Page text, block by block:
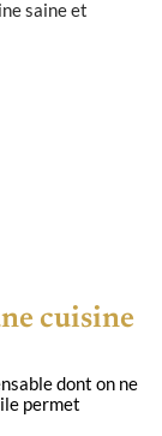
cuisine
dont on ne
permet